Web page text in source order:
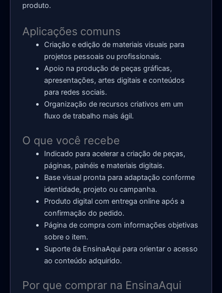
produto.
Aplicações comuns
Criação e edição de materiais visuais para
projetos pessoais ou profissionais.
Apoio na produção de peças gráficas,
apresentações, artes digitais e conteúdos
para redes sociais.
Organização de recursos criativos em um
fluxo de trabalho mais ágil.
O que você recebe
Indicado para acelerar a criação de peças,
páginas, painéis e materiais digitais.
Base visual pronta para adaptação conforme
identidade, projeto ou campanha.
Produto digital com entrega online após a
confirmação do pedido.
Página de compra com informações objetivas
sobre o item.
Suporte da EnsinaAqui para orientar o acesso
ao conteúdo adquirido.
Por que comprar na EnsinaAqui